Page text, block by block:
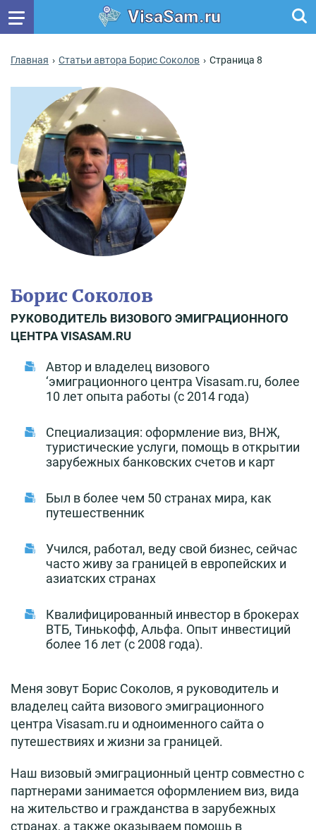
VisaSam.ru
Главная Статьи автора Борис Соколов Страница 8
Борис Соколов
РУКОВОДИТЕЛЬ ВИЗОВОГО ЭМИГРАЦИОННОГО
ЦЕНТРА VISASAM.RU
Автор и владелец визового
‘эмиграционного центра Visasam.ru, более
10 лет опыта работы (с 2014 года)
Специализация: оформление виз, ВНЖ,
туристические услуги, помощь в открытии
зарубежных банковских счетов и карт
Был в более чем 50 странах мира, как
путешественник
Учился, работал, веду свой бизнес, сейчас
часто живу за границей в европейских и
азиатских странах
Квалифицированный инвестор в брокерах
ВТБ, Тинькофф, Альфа. Опыт инвестиций
более 16 лет (с 2008 года).
Меня зовут Борис Соколов, я руководитель и
владелец сайта визового эмиграционного
центра Visasam.ru и одноименного сайта о
путешествиях и жизни за границей.
Наш визовый эмиграционный центр совместно с
партнерами занимается оформлением виз, вида
на жительство и гражданства в зарубежных
странах, а также оказываем помощь в